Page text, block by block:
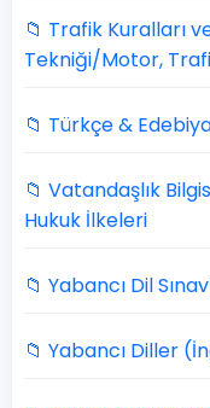
📁 Trafik Kuralları
Tekniği/Motor,
📁 Türkçe &
📁 Vatandaşlık
Hukuk İlkeleri
📁 Yabancı Dil
📁 Yabancı Diller